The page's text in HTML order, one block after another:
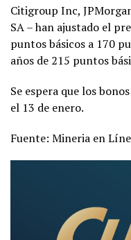
Citigroup Inc,
SA – han ajustado el
puntos básicos a 170
años de 215 puntos
Se espera que los
el 13 de enero.
Fuente: Mineria en